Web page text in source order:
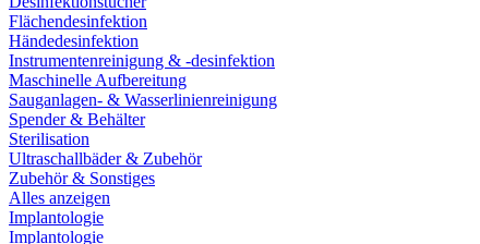
Flächendesinfektion
Händedesinfektion
Instrumentenreinigung & -desinfektion
Maschinelle Aufbereitung
Sauganlagen- & Wasserlinienreinigung
Spender & Behälter
Sterilisation
Ultraschallbäder & Zubehör
Zubehör & Sonstiges
Alles anzeigen
Implantologie
Implantologie